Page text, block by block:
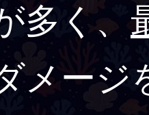
多く、
メージ